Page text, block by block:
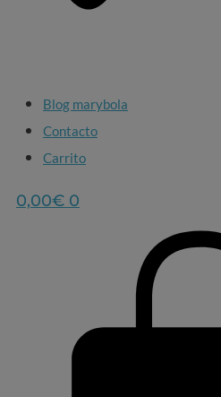
Blog marybola
Contacto
Carrito
0,00€ 0